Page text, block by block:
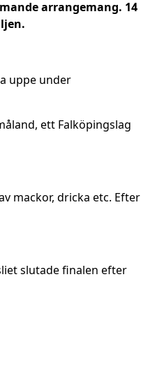
arrangemang. 14
uppe under
ett Falköpingslag
mackor, dricka etc. Efter
slutade finalen efter